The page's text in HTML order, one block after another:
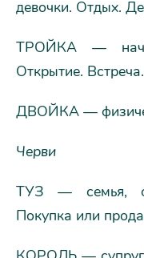
девочки. Отдых.
ТРОЙКА —
Открытие. Встреча.
ДВОЙКА —
Черви
ТУЗ — семья,
Покупка или